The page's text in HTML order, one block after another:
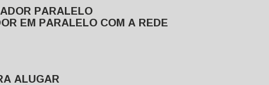
PARALELO
EM PARALELO COM A REDE
ALUGAR